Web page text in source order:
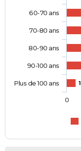
1
60-70 ans
70-80 ans
80-90 ans
90-100 ans
Plus de 100 ans
0